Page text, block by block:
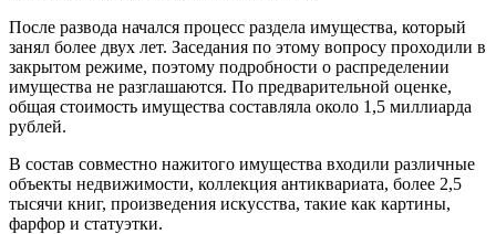
После развода начался процесс раздела имущества, который
занял более двух лет. Заседания по этому вопросу проходили в
закрытом режиме, поэтому подробности о распределении
имущества не разглашаются. По предварительной оценке,
общая стоимость имущества составляла около 1,5 миллиарда
рублей.
В состав совместно нажитого имущества входили различные
объекты недвижимости, коллекция антиквариата, более 2,5
тысячи книг, произведения искусства, такие как картины,
фарфор и статуэтки.